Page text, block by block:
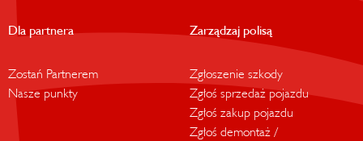
Dla partnera
Zostań Partnerem
Nasze punkty
Zarządzaj polisą
Zgłoszenie szkody
Zgłoś sprzedaż pojazdu
Zgłoś zakup pojazdu
Zgłoś demontaż /